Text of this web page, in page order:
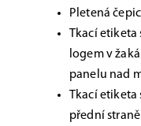
Pletená
Tkací etiketa
logem v
panelu nad
Tkací etiketa
přední